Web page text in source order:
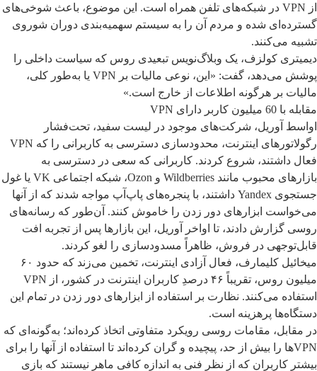
از VPN در شبکه‌های تلفن همراه است. این موضوع، باعث شوخی‌های
گسترده‌ای شده و مردم آن را به سیستم سهمیه‌بندی دوران شوروی
تشبیه می‌کنند.
دیمیتری کولزف، یک وبلاگ‌نویس تبعیدی روس که سیاست داخلی را
پوشش می‌دهد، گفت: «این، نوعی مالیات بر VPN یا به‌طور کلی،
مالیات بر هرگونه اطلاعات از خارج است.»
مقابله با 60 میلیون کاربر دارای VPN
اواسط آوریل، شرکت‌های موجود در لیست سفید، تحت‌فشار
رگولاتورهای اینترنت، محدودسازی دسترسی به کاربرانی را که VPN
فعال داشتند، شروع کردند. کاربرانی که سعی در دسترسی به
بازارهای محبوب مانند Wildberries و Ozon، شبکه اجتماعی VK یا غول
جستجوی Yandex داشتند، با پنجره‌های پاپ‌آپ مواجه شدند که از آنها
می‌خواست ابزارهای دور زدن را خاموش کنند. آن‌طور که رسانه‌های
روسی گزارش دادند، تا اواخر آوریل، این بازارها پس از تجربه افت
قابل‌توجهی در فروش، ظاهراً مسدودسازی را لغو کردند.
میخائیل کلیمارف، فعال آزادی اینترنت، تخمین می‌زند که حدود ۶۰
میلیون روس، تقریباً ۴۶ درصدِ کاربران اینترنت در کشور، از VPN
استفاده می‌کنند. نظارت بر استفاده از ابزارهای دور زدن در تمام این
دستگاه‌ها پرهزینه است.
در مقابل، مقامات روسی رویکرد متفاوتی اتخاذ کرده‌اند؛ به‌گونه‌ای که
VPNها را بیش از حد، پیچیده و گران کرده‌اند تا استفاده از آنها را برای
بیشتر کاربران که از نظر فنی به اندازه کافی ماهر نیستند که بازی